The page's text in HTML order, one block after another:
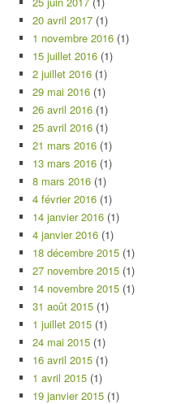
20 avril 2017 (1)
1 novembre 2016 (1)
15 juillet 2016 (1)
2 juillet 2016 (1)
29 mai 2016 (1)
26 avril 2016 (1)
25 avril 2016 (1)
21 mars 2016 (1)
13 mars 2016 (1)
8 mars 2016 (1)
4 février 2016 (1)
14 janvier 2016 (1)
4 janvier 2016 (1)
18 décembre 2015 (1)
27 novembre 2015 (1)
14 novembre 2015 (1)
31 août 2015 (1)
1 juillet 2015 (1)
24 mai 2015 (1)
16 avril 2015 (1)
1 avril 2015 (1)
19 janvier 2015 (1)